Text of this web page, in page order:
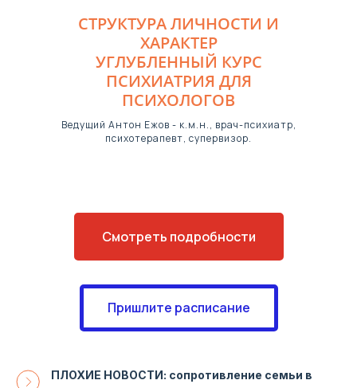
СТРУКТУРА ЛИЧНОСТИ И
ХАРАКТЕР
УГЛУБЛЕННЫЙ КУРС
ПСИХИАТРИЯ ДЛЯ
ПСИХОЛОГОВ
Ведущий Антон Ежов - к.м.н., врач-психиатр,
психотерапевт, супервизор.
Смотреть подробности
Пришлите расписание
ПЛОХИЕ НОВОСТИ: сопротивление семьи в